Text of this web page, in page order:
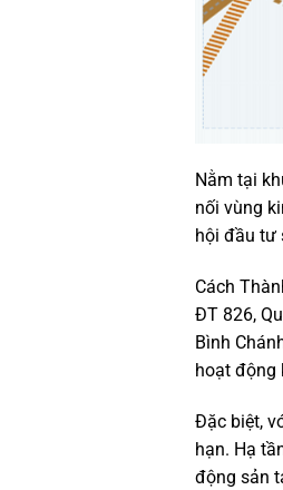
Nằm tại
nối vùng
hội đầu tư
Cách
ĐT 826,
Bình
hoạt động
Đặc biệt,
hạn. Hạ
động sản